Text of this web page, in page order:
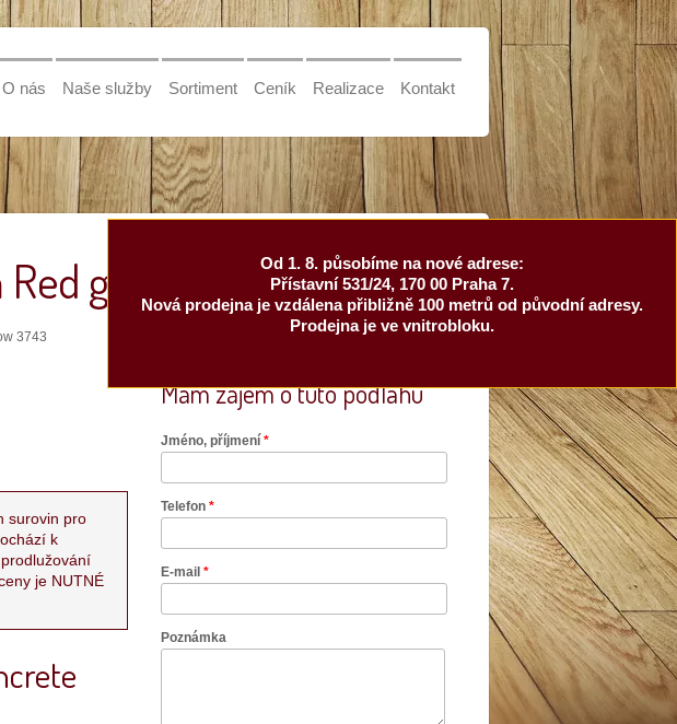
O nás Naše služby Sortiment Ceník Realizace Kontakt
Od 1. 8. působíme na nové adrese:
Přístavní 531/24, 170 00 Praha 7.
Nová prodejna je vzdálena přibližně 100 metrů od původní adresy.
Prodejna je ve vnitrobloku.
glow 3743
3743
Mám zájem o tuto podlahu
Jméno, příjmení *
Telefon *
E-mail *
Poznámka
surovin pro
k
je NUTNÉ